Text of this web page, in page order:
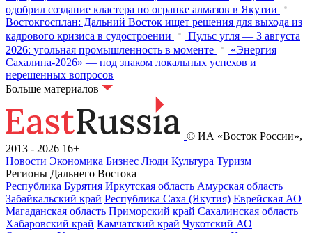
одобрил создание кластера по огранке алмазов в Якутии
Востокгосплан: Дальний Восток ищет решения для выхода из
кадрового кризиса в судостроении
Пульс угля — 3 августа
2026: угольная промышленность в моменте
«Энергия
Сахалина-2026» — под знаком локальных успехов и
нерешенных вопросов
Больше материалов
© ИА «Восток России»,
2013 - 2026 16+
Новости Экономика Бизнес Люди Культура Туризм
Регионы Дальнего Востока
Республика Бурятия Иркутская область Амурская область
Забайкальский край Республика Саха (Якутия) Еврейская АО
Магаданская область Приморский край Сахалинская область
Хабаровский край Камчатский край Чукотский АО